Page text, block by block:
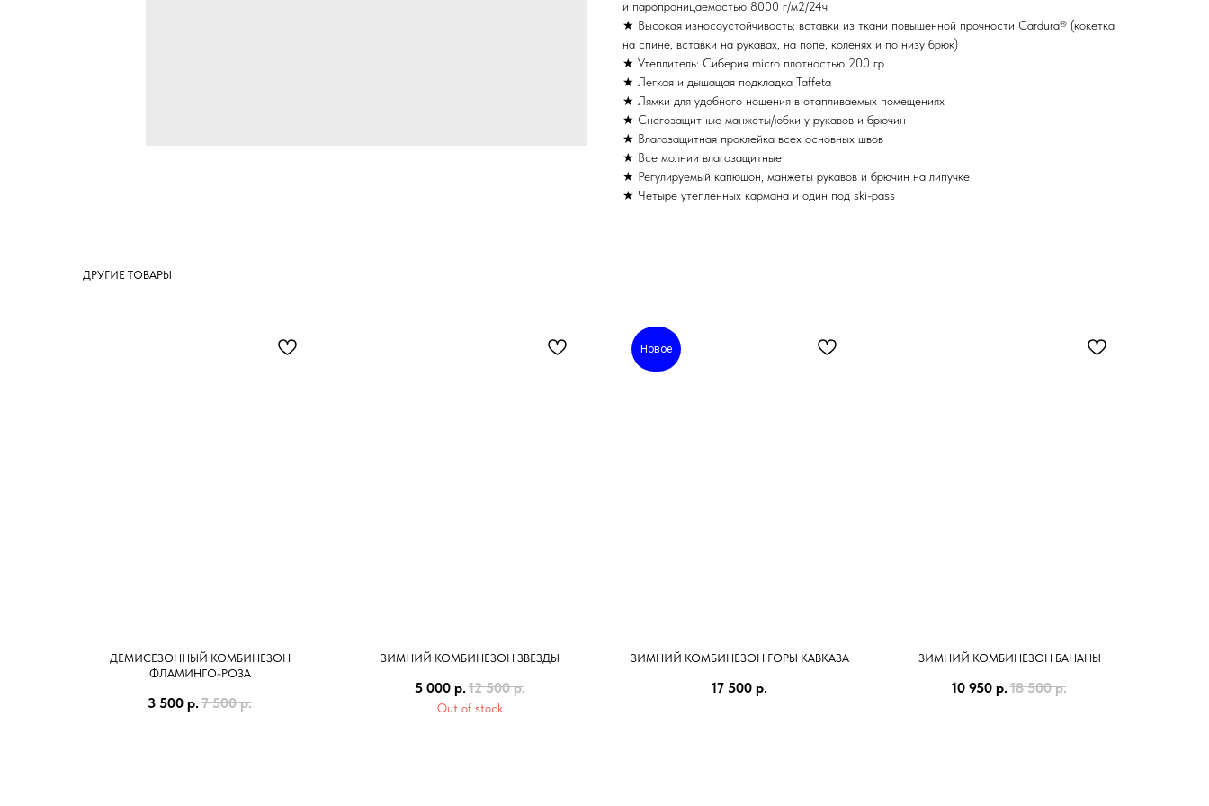
и паропроницаемостью 8000 г/м2/24ч
★ Высокая износоустойчивость: вставки из ткани повышенной прочности Cardura® (кокетка
на спине, вставки на рукавах, на попе, коленях и по низу брюк)
★ Утеплитель: Сиберия micro плотностью 200 гр.
★ Легкая и дышащая подкладка Taffeta
★ Лямки для удобного ношения в отапливаемых помещениях
★ Снегозащитные манжеты/юбки у рукавов и брючин
★ Влагозащитная проклейка всех основных швов
★ Все молнии влагозащитные
★ Регулируемый капюшон, манжеты рукавов и брючин на липучке
★ Четыре утепленных кармана и один под ski-pass
ДРУГИЕ ТОВАРЫ
ДЕМИСЕЗОННЫЙ КОМБИНЕЗОН
ФЛАМИНГО-РОЗА
3 500 р. 7 500 р.
ЗИМНИЙ КОМБИНЕЗОН ЗВЕЗДЫ
5 000 р.12 500 р.
Out of stock
Новое
ЗИМНИЙ КОМБИНЕЗОН ГОРЫ КАВКАЗА
17 500 р.
ЗИМНИЙ КОМБИНЕЗОН БАНАНЫ
10 950 р. 18 500 р.